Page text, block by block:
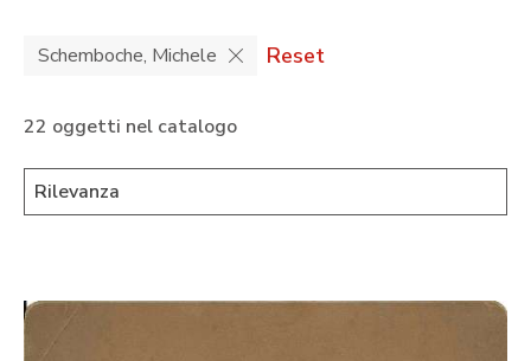
Schemboche, Michele Reset
22 oggetti nel catalogo